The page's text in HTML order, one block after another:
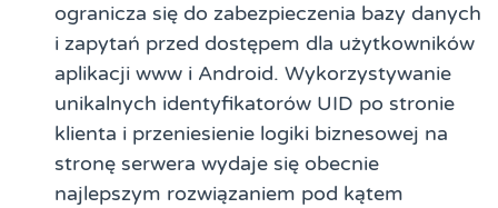
ogranicza się do zabezpieczenia bazy danych
i zapytań przed dostępem dla użytkowników
aplikacji www i Android. Wykorzystywanie
unikalnych identyfikatorów UID po stronie
klienta i przeniesienie logiki biznesowej na
stronę serwera wydaje się obecnie
najlepszym rozwiązaniem pod kątem